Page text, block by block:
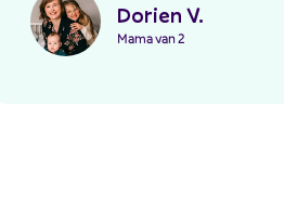
Dorien V.
Mama van 2